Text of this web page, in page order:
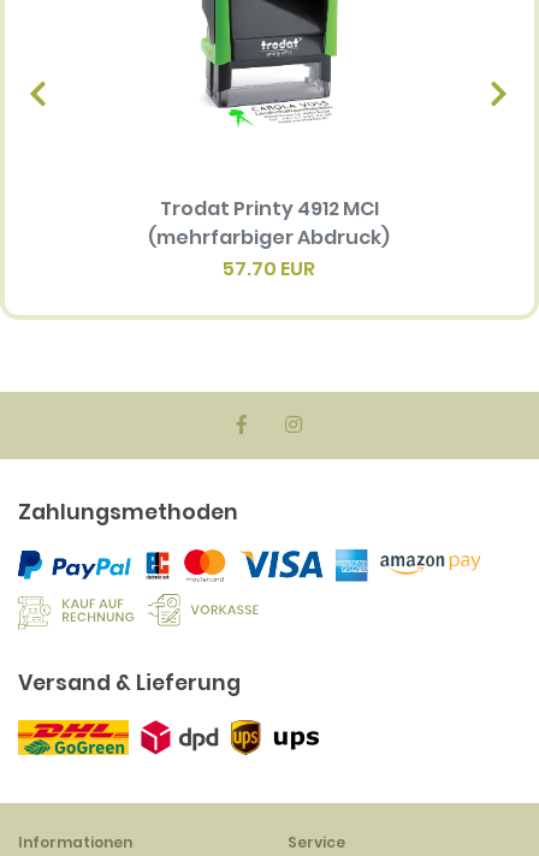
Trodat Printy 4912 MCI
(mehrfarbiger Abdruck)
57.70 EUR
Zahlungsmethoden
Versand & Lieferung
Informationen
Service